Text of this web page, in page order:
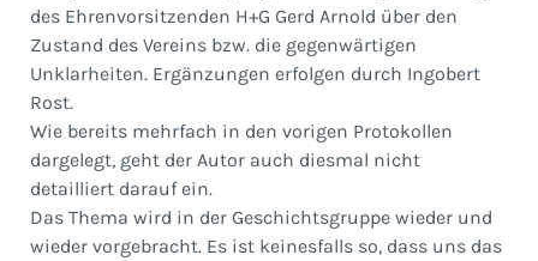
des Ehrenvorsitzenden H+G Gerd Arnold über den
Zustand des Vereins bzw. die gegenwärtigen
Unklarheiten. Ergänzungen erfolgen durch Ingobert
Rost.
Wie bereits mehrfach in den vorigen Protokollen
dargelegt, geht der Autor auch diesmal nicht
detailliert darauf ein.
Das Thema wird in der Geschichtsgruppe wieder und
wieder vorgebracht. Es ist keinesfalls so, dass uns das